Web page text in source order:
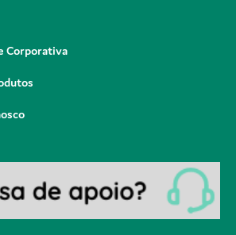
Corporativa